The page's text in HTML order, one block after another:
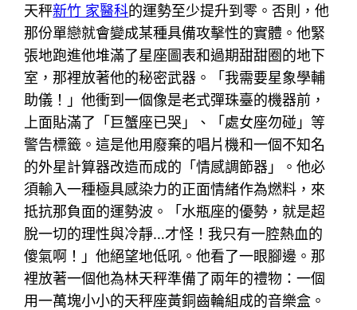
天秤新竹 家醫科的運勢至少提升到零。否則，他
那份單戀就會變成某種具備攻擊性的實體。他緊
張地跑進他堆滿了星座圖表和過期甜甜圈的地下
室，那裡放著他的秘密武器。「我需要星象學輔
助儀！」他衝到一個像是老式彈珠臺的機器前，
上面貼滿了「巨蟹座已哭」、「處女座勿碰」等
警告標籤。這是他用廢棄的唱片機和一個不知名
的外星計算器改造而成的「情感調節器」。他必
須輸入一種極具感染力的正面情緒作為燃料，來
抵抗那負面的運勢波。「水瓶座的優勢，就是超
脫一切的理性與冷靜…才怪！我只有一腔熱血的
傻氣啊！」他絕望地低吼。他看了一眼腳邊。那
裡放著一個他為林天秤準備了兩年的禮物：一個
用一萬塊小小的天秤座黃銅齒輪組成的音樂盒。